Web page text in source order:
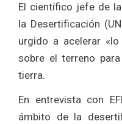
El científico jefe de
la Desertificación
urgido a acelerar
sobre el terreno
tierra.
En entrevista con
ámbito de la